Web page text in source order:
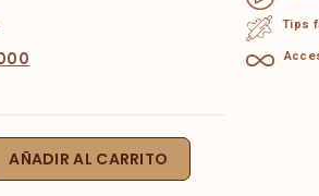
Tips
AÑADIR AL CARRITO